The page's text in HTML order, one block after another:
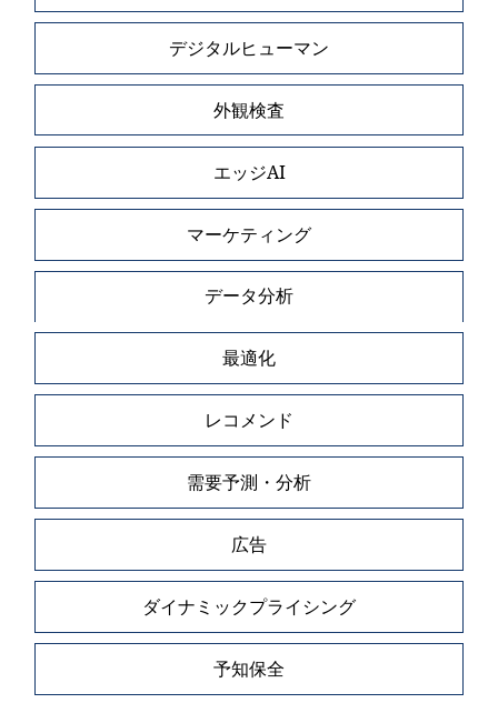
デジタルヒューマン
外観検査
エッジAI
マーケティング
データ分析
最適化
レコメンド
需要予測・分析
広告
ダイナミックプライシング
予知保全